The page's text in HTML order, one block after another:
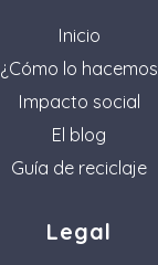
Inicio
¿Cómo lo hacemos
Impacto social
El blog
Guía de reciclaje
Legal